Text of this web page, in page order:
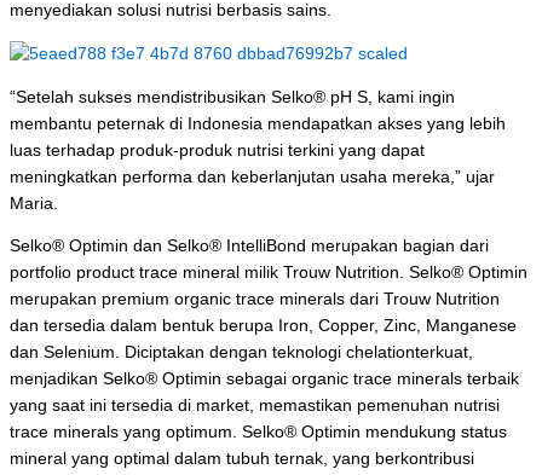
menyediakan solusi nutrisi berbasis sains.
“Setelah sukses mendistribusikan Selko® pH S, kami ingin
membantu peternak di Indonesia mendapatkan akses yang lebih
luas terhadap produk-produk nutrisi terkini yang dapat
meningkatkan performa dan keberlanjutan usaha mereka,” ujar
Maria.
Selko® Optimin dan Selko® IntelliBond merupakan bagian dari
portfolio product trace mineral milik Trouw Nutrition. Selko® Optimin
merupakan premium organic trace minerals dari Trouw Nutrition
dan tersedia dalam bentuk berupa Iron, Copper, Zinc, Manganese
dan Selenium. Diciptakan dengan teknologi chelationterkuat,
menjadikan Selko® Optimin sebagai organic trace minerals terbaik
yang saat ini tersedia di market, memastikan pemenuhan nutrisi
trace minerals yang optimum. Selko® Optimin mendukung status
mineral yang optimal dalam tubuh ternak, yang berkontribusi